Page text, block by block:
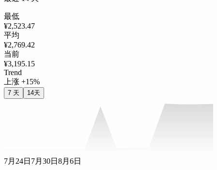
最低
¥2,523.47
平均
¥2,769.42
当前
¥3,195.15
Trend
上涨 +15%
7 天 14天
7月24日 7月30日 8月6日